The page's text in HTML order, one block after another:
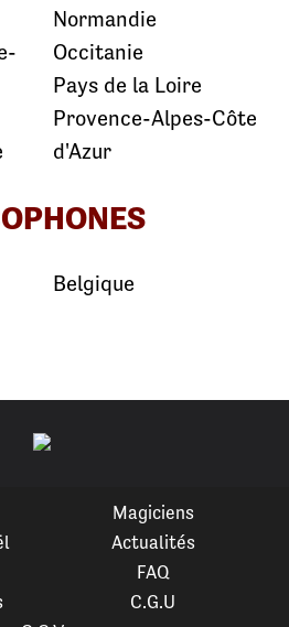
Normandie
Occitanie
Pays de la Loire
Provence-Alpes-Côte
d'Azur
Belgique
Magiciens
Actualités
FAQ
C.G.U